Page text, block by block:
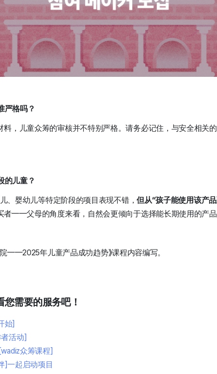
严格吗？
料，儿童众筹的审核并不特别严格。请务必记住，与安全相关
的儿童？
、婴幼儿等特定阶段的项目表现不错，但从“孩子能使用该产
者——父母的角度来看，自然会更倾向于选择能长期使用的产
——2025年儿童产品成功趋势》课程内容编写。
需要的服务吧！
始]
活动]
众筹课程]
]一起启动项目